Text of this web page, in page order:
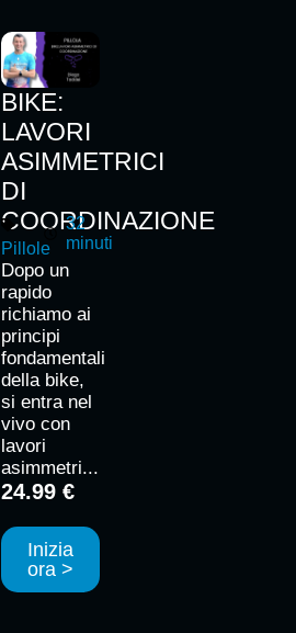
BIKE:
LAVORI
ASIMMETRICI
DI
COORDINAZIONE
Pillole
32
minuti
Dopo un
rapido
richiamo ai
principi
fondamentali
della bike,
si entra nel
vivo con
lavori
asimmetri...
24.99 €
Inizia
ora >